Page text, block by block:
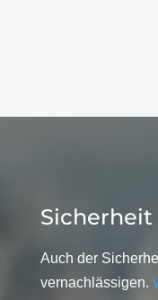
Sicherheit
Auch der
vernachlässigen.